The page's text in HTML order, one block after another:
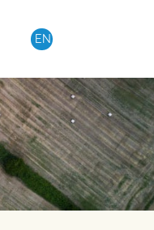
EN